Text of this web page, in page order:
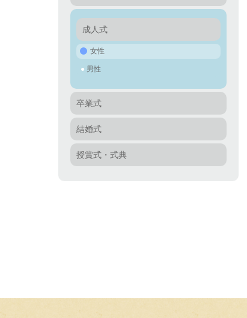
成人式
女性
男性
卒業式
結婚式
授賞式・式典